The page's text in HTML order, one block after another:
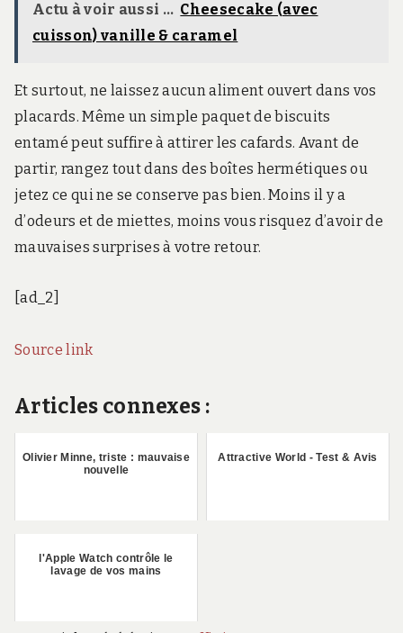
Actu à voir aussi ... Cheesecake (avec
cuisson) vanille & caramel
Et surtout, ne laissez aucun aliment ouvert dans vos
placards. Même un simple paquet de biscuits
entamé peut suffire à attirer les cafards. Avant de
partir, rangez tout dans des boîtes hermétiques ou
jetez ce qui ne se conserve pas bien. Moins il y a
d’odeurs et de miettes, moins vous risquez d’avoir de
mauvaises surprises à votre retour.
[ad_2]
Source link
Articles connexes :
Olivier Minne, triste : mauvaise
nouvelle
Attractive World - Test & Avis
l'Apple Watch contrôle le
lavage de vos mains